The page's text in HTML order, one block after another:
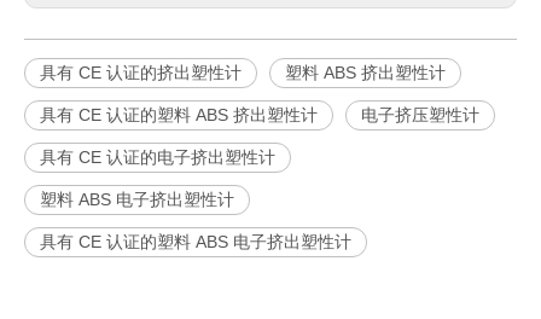
具有 CE 认证的挤出塑性计 塑料 ABS 挤出塑性计
具有 CE 认证的塑料 ABS 挤出塑性计 电子挤压塑性计
具有 CE 认证的电子挤出塑性计
塑料 ABS 电子挤出塑性计
具有 CE 认证的塑料 ABS 电子挤出塑性计